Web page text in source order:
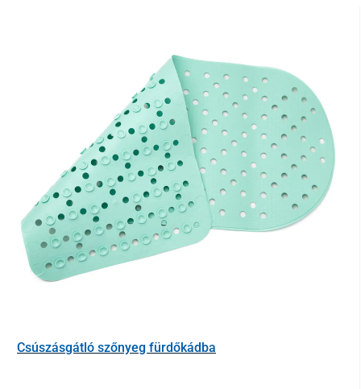
Csúszásgátló szőnyeg fürdőkádba